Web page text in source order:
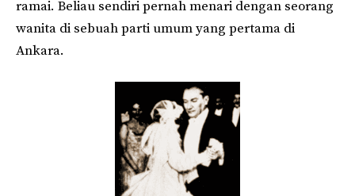
ramai. Beliau sendiri pernah menari dengan seorang
wanita di sebuah parti umum yang pertama di
Ankara.